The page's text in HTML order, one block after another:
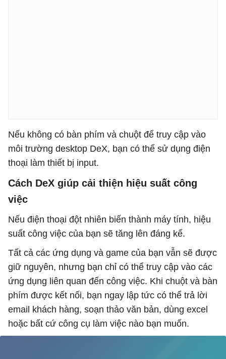
Nếu không có bàn phím và chuột để truy cập vào
môi trường desktop DeX, bạn có thể sử dụng điện
thoại làm thiết bị input.
Cách DeX giúp cải thiện hiệu suất công
việc
Nếu điện thoại đột nhiên biến thành máy tính, hiệu
suất công việc của bạn sẽ tăng lên đáng kể.
Tất cả các ứng dụng và game của bạn vẫn sẽ được
giữ nguyên, nhưng bạn chỉ có thể truy cập vào các
ứng dụng liên quan đến công việc. Khi chuột và bàn
phím được kết nối, bạn ngay lập tức có thể trả lời
email khách hàng, soạn thảo văn bản, dùng excel
hoặc bất cứ công cụ làm việc nào bạn muốn.